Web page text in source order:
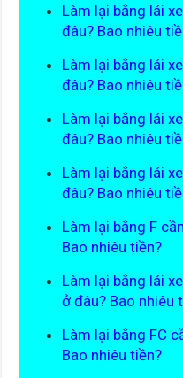
Làm lại bằng lái
đâu? Bao nhiêu
Làm lại bằng lái
đâu? Bao nhiêu
Làm lại bằng lái
đâu? Bao nhiêu
Làm lại bằng lái
đâu? Bao nhiêu
Làm lại bằng F
Bao nhiêu tiền?
Làm lại bằng lái
ở đâu? Bao nhiêu
Làm lại bằng FC
Bao nhiêu tiền?